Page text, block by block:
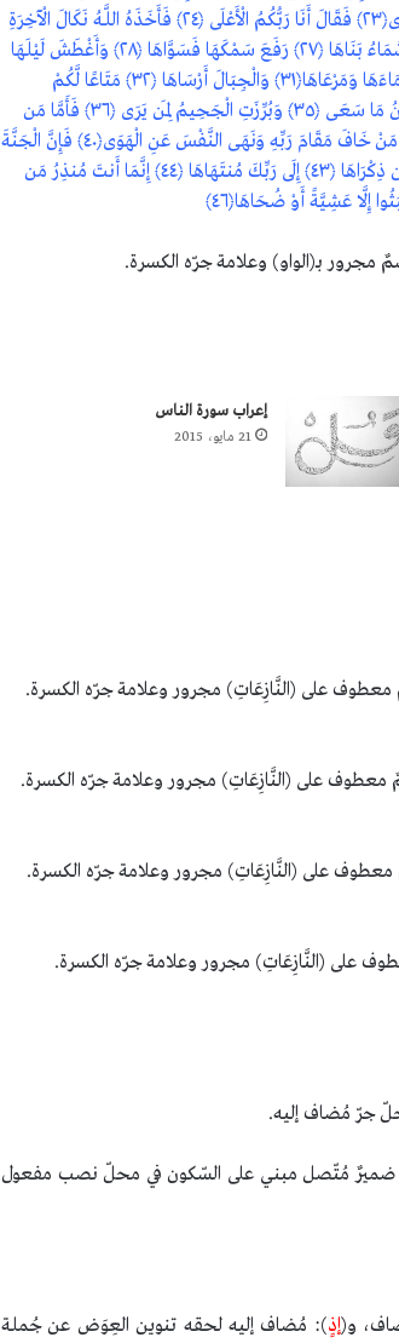
الْآيَةَ الْكُبْرَى﴿٢٠﴾ فَكَذَّبَ وَعَصَى ﴿٢١﴾ ثُمَّ أَدْبَرَ يَسْعَى ﴿٢٢﴾ فَحَشَرَ فَنَادَى﴿٢٣﴾ فَقَالَ أَنَا رَبُّكُمُ الْأَعْلَى ﴿٢٤﴾ فَأَخَذَهُ اللَّـهُ نَكَالَ الْآخِرَةِ
وَالْأُولَى﴿٢٥﴾ إِنَّ فِي ذَلِكَ لَعِبْرَةً لِّمَن يَخْشَى ﴿٢٦﴾ أَأَنتُمْ أَشَدُّ خَلْقًا أَمِ السَّمَاءُ بَنَاهَا ﴿٢٧﴾ رَفَعَ سَمْكَهَا فَسَوَّاهَا ﴿٢٨﴾ وَأَغْطَشَ لَيْلَهَا
وَأَخْرَجَ ضُحَاهَا﴿٢٩﴾ وَالْأَرْضَ بَعْدَ ذَلِكَ دَحَاهَا ﴿٣٠﴾ أَخْرَجَ مِنْهَا مَاءَهَا وَمَرْعَاهَا﴿٣١﴾ وَالْجِبَالَ أَرْسَاهَا ﴿٣٢﴾ مَتَاعًا لَّكُمْ
وَلِأَنْعَامِكُمْ ﴿٣٣﴾ فَإِذَا جَاءَتِ الطَّامَّةُ الْكُبْرَى ﴿٣٤﴾ يَوْمَ يَتَذَكَّرُ الْإِنسَانُ مَا سَعَى ﴿٣٥﴾ وَبُرِّزَتِ الْجَحِيمُ لِمَن يَرَى ﴿٣٦﴾ فَأَمَّا مَن
طَغَى ﴿٣٧﴾ وَآثَرَ الْحَيَاةَ الدُّنْيَا ﴿٣٨﴾ فَإِنَّ الْجَحِيمَ هِيَ الْمَأْوَى ﴿٣٩﴾ وَأَمَّا مَنْ خَافَ مَقَامَ رَبِّهِ وَنَهَى النَّفْسَ عَنِ الْهَوَى﴿٤٠﴾ فَإِنَّ الْجَنَّةَ
هِيَ الْمَأْوَى ﴿٤١﴾ يَسْأَلُونَكَ عَنِ السَّاعَةِ أَيَّانَ مُرْسَاهَا﴿٤٢﴾ فِيمَ أَنتَ مِن ذِكْرَاهَا ﴿٤٣﴾ إِلَى رَبِّكَ مُنتَهَاهَا ﴿٤٤﴾ إِنَّمَا أَنتَ مُنذِرُ مَن
مجرور بـ(الواو) وعلامة جرّه الكسرة.
إعراب سورة الناس
21 مايو، 2015
على (النَّازِعَاتِ) مجرور وعلامة جرّه الكسرة.
معطوف على (النَّازِعَاتِ) مجرور وعلامة جرّه الكسرة.
على (النَّازِعَاتِ) مجرور وعلامة جرّه الكسرة.
على (النَّازِعَاتِ) مجرور وعلامة جرّه الكسرة.
جرّ مُضاف إليه.
مُتّصل مبني على السّكون في محلّ نصب مفعول
و(إذٍ): مُضاف إليه لحقه تنوين العِوَض عن جُملة